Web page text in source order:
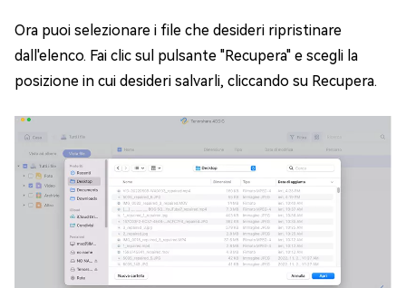
Ora puoi selezionare i file che desideri ripristinare
dall'elenco. Fai clic sul pulsante "Recupera" e scegli la
posizione in cui desideri salvarli, cliccando su Recupera.